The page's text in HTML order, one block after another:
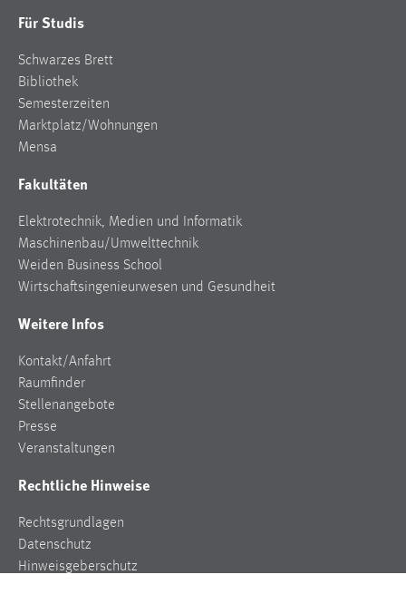
Für Studis
Schwarzes Brett
Bibliothek
Semesterzeiten
Marktplatz/Wohnungen
Mensa
Fakultäten
Elektrotechnik, Medien und Informatik
Maschinenbau/Umwelttechnik
Weiden Business School
Wirtschaftsingenieurwesen und Gesundheit
Weitere Infos
Kontakt/Anfahrt
Raumfinder
Stellenangebote
Presse
Veranstaltungen
Rechtliche Hinweise
Rechtsgrundlagen
Datenschutz
Hinweisgeberschutz